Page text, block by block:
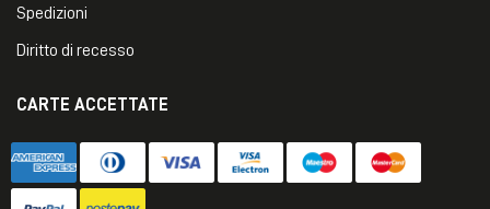
Spedizioni
Diritto di recesso
CARTE ACCETTATE